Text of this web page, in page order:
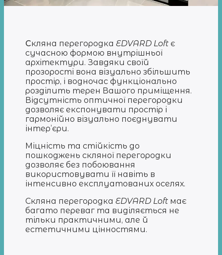
Скляна перегородкаEDVARD Loft є
сучасною формою внутрішньої
архітектури. Завдяки своїй
прозорості вона візуально збільшить
простір, і водночас функціонально
розділить терен Вашого приміщення.
Відсутність оптичної перегородки
дозволяє експонувати простір і
гармонійно візуально поєднувати
інтер’єри.
Міцність та стійкість до
пошкоджень скляної перегородки
дозволяє без побоювання
використовувати її навіть в
інтенсивно експлуатованих оселях.
Скляна перегородкаEDVARD Loft має
багато переваг та виділяється не
тільки практичними, але й
естетичними цінностями.